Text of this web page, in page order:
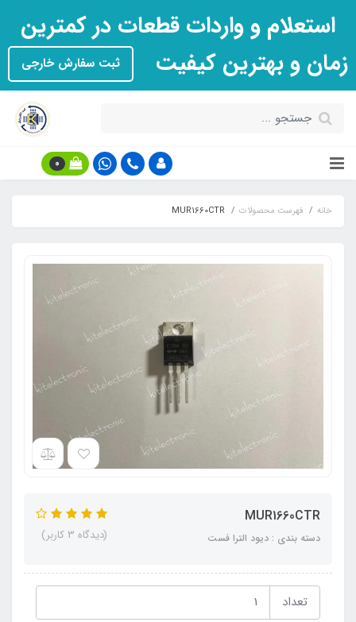
استعلام و واردات قطعات در کمترین
زمان و بهترین کیفیت
ثبت سفارش خارجی
0
خانه فهرست محصولات MUR1660CTR
MUR1660CTR
دسته بندی : دیود الترا فست (دیدگاه 3 کاربر)
تعداد